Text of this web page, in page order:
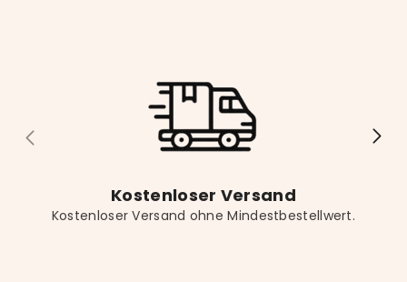
Kostenloser Versand
Kostenloser Versand ohne Mindestbestellwert.